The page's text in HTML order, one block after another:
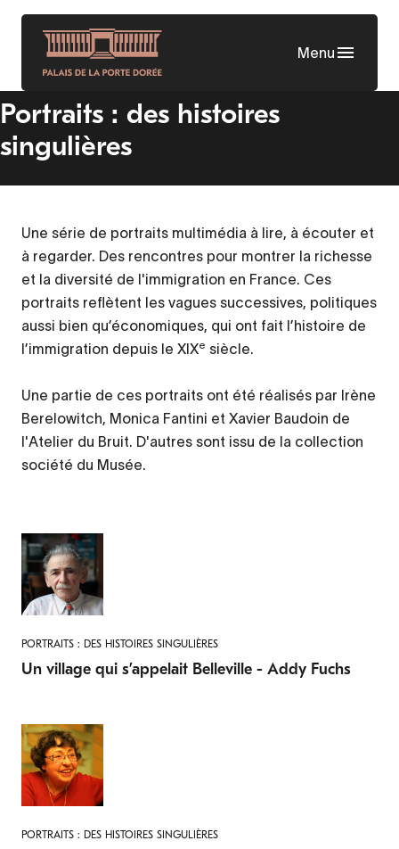
Aller
contenu
principal
Menu
Portraits : des histoires
singulières
Une série de portraits multimédia à lire, à écouter et
à regarder. Des rencontres pour montrer la richesse
et la diversité de l'immigration en France. Ces
portraits reflètent les vagues successives, politiques
aussi bien qu’économiques, qui ont fait l’histoire de
l’immigration depuis le XIXe siècle.
Une partie de ces portraits ont été réalisés par Irène
Berelowitch, Monica Fantini et Xavier Baudoin de
l'Atelier du Bruit. D'autres sont issu de la collection
société du Musée.
PORTRAITS : DES HISTOIRES SINGULIÈRES
Un village qui s’appelait Belleville - Addy Fuchs
PORTRAITS : DES HISTOIRES SINGULIÈRES